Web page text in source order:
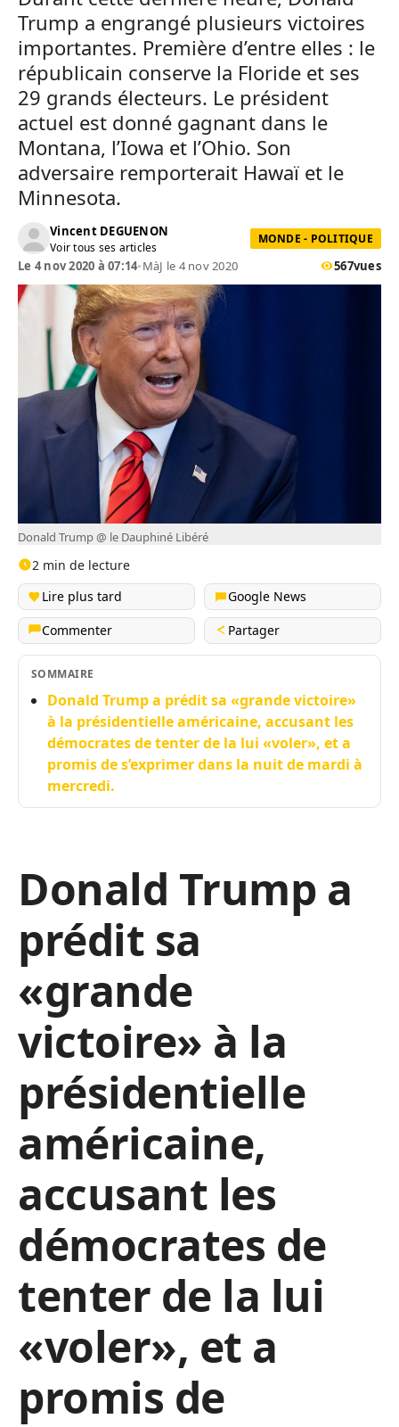
Trump a engrangé plusieurs victoires
importantes. Première d’entre elles : le
républicain conserve la Floride et ses
29 grands électeurs. Le président
actuel est donné gagnant dans le
Montana, l’Iowa et l’Ohio. Son
adversaire remporterait Hawaï et le
Minnesota.
Vincent DEGUENON
Voir tous ses articles
MONDE - POLITIQUE
Le 4 nov 2020 à 07:14•MàJ le 4 nov 2020 567vues
Donald Trump @ le Dauphiné Libéré
2 min de lecture
Lire plus tard
Google News
Commenter
Partager
SOMMAIRE
Donald Trump a prédit sa «grande victoire»
à la présidentielle américaine, accusant les
démocrates de tenter de la lui «voler», et a
promis de s’exprimer dans la nuit de mardi à
mercredi.
Donald Trump a
prédit sa
«grande
victoire» à la
présidentielle
américaine,
accusant les
démocrates de
tenter de la lui
«voler», et a
promis de